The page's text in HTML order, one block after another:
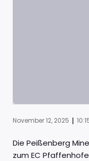
November 12, 2025 |
Die Peißenberg
zum EC